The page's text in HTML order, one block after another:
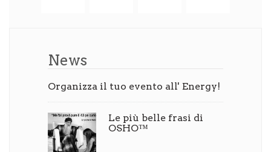
News
Organizza il tuo evento all' Energy!
Le più belle frasi di
OSHO™